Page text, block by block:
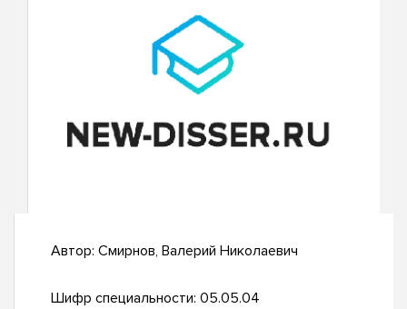
Автор: Смирнов, Валерий Николаевич
Шифр специальности: 05.05.04